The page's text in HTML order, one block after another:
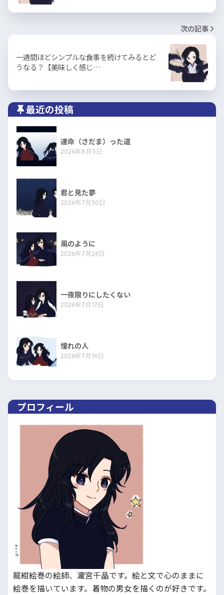
次の記事
一週間ほどシンプルな食事を続けてみるとど
うなる？【美味しく感じ…
最近の投稿
運命（さだま）った道
2026年8月5日
君と見た夢
2026年7月30日
風のように
2026年7月24日
一夜限りにしたくない
2026年7月17日
憧れの人
2026年7月14日
プロフィール
龍紺絵巻の絵師、瀧宮千晶です。絵と文で心のままに
絵巻を描いています。着物の男女を描くのが好きです。